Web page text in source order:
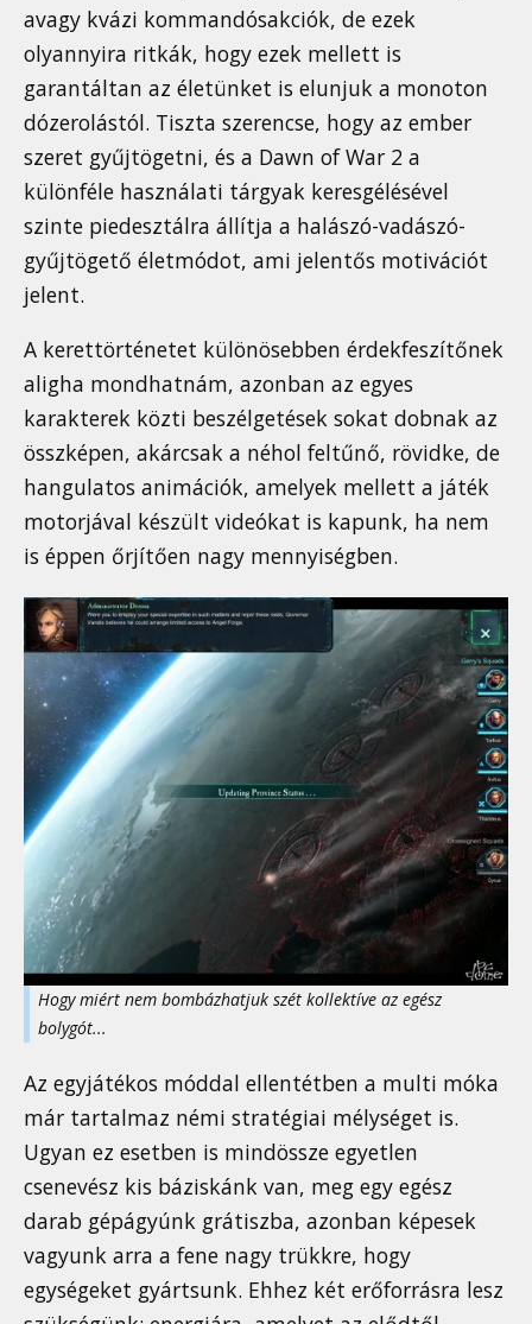
avagy kvázi kommandósakciók, de ezek
olyannyira ritkák, hogy ezek mellett is
garantáltan az életünket is elunjuk a monoton
dózerolástól. Tiszta szerencse, hogy az ember
szeret gyűjtögetni, és a Dawn of War 2 a
különféle használati tárgyak keresgélésével
szinte piedesztálra állítja a halászó-vadászó-
gyűjtögető életmódot, ami jelentős motivációt
jelent.
A kerettörténetet különösebben érdekfeszítőnek
aligha mondhatnám, azonban az egyes
karakterek közti beszélgetések sokat dobnak az
összképen, akárcsak a néhol feltűnő, rövidke, de
hangulatos animációk, amelyek mellett a játék
motorjával készült videókat is kapunk, ha nem
is éppen őrjítően nagy mennyiségben.
Hogy miért nem bombázhatjuk szét kollektíve az egész
bolygót...
Az egyjátékos móddal ellentétben a multi móka
már tartalmaz némi stratégiai mélységet is.
Ugyan ez esetben is mindössze egyetlen
csenevész kis báziskánk van, meg egy egész
darab gépágyúnk grátiszba, azonban képesek
vagyunk arra a fene nagy trükkre, hogy
egységeket gyártsunk. Ehhez két erőforrásra lesz